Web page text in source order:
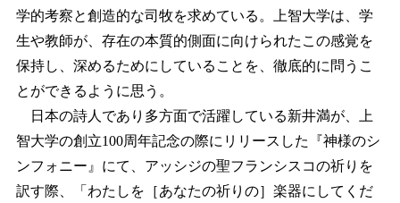
学的考察と創造的な司牧を求めている。上智大学は、学
生や教師が、存在の本質的側面に向けられたこの感覚を
保持し、深めるためにしていることを、徹底的に問うこ
とができるように思う。
日本の詩人であり多方面で活躍している新井満が、上
智大学の創立100周年記念の際にリリースした『神様のシ
ンフォニー』にて、アッシジの聖フランシスコの祈りを
訳す際、「わたしを［あなたの祈りの］楽器にしてくだ